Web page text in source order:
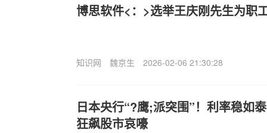
博思软件<：>选举王庆刚先生为职
知识网 魏京生 2026-02-06 21:30:28
日本央行“?鹰;派突围”！利率稳如
狂飙股市哀嚎